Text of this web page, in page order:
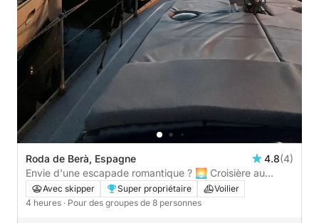
Roda de Berà, Espagne 4.8(4)
Envie d'une escapade romantique ? 🌅 Croisière au
coucher du soleil : Naviguez vers un coucher de soleil
parfait.
Avec skipper Super propriétaire
Voilier
4 heures · Pour des groupes de 8 personnes